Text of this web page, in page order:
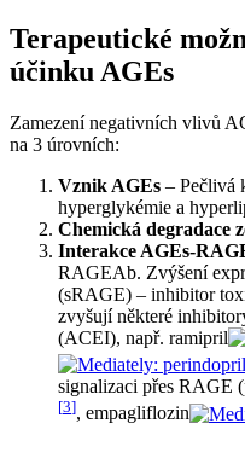
Terapeutické
účinku AGEs
Zamezení negativních vlivů
na 3 úrovních:
Vznik AGEs – Pečlivá
hyperglykémie a
Chemická degradace
Interakce AGEs-
RAGEAb. Zvýšení
(sRAGE) – inhibitor
zvyšují některé
(ACEI), např. ramipril
signalizaci přes RAGE
[3], empagliflozin